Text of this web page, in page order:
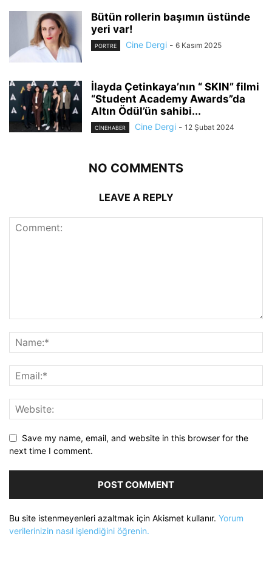
Bütün rollerin başımın üstünde
yeri var!
PORTRE Cine Dergi - 6 Kasım 2025
İlayda Çetinkaya’nın “ SKIN” filmi
“Student Academy Awards”da
Altın Ödül’ün sahibi...
CINEHABER Cine Dergi - 12 Şubat 2024
NO COMMENTS
LEAVE A REPLY
Save my name, email, and website in this browser for the
next time I comment.
Bu site istenmeyenleri azaltmak için Akismet kullanır. Yorum
verilerinizin nasıl işlendiğini öğrenin.